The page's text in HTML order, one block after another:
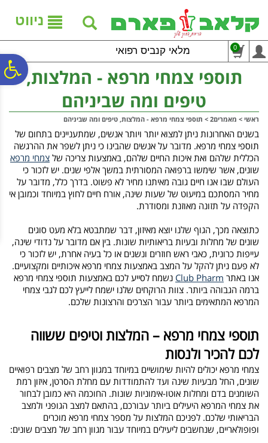
נגישות
אתר
המרכזי
ניווט
מלאי קנביס רפואי 0
תוספי צמחי מרפא - המלצות,
טיפים ומה שביניהם
ראשי > מאמרים2 > תוספי צמחי מרפא - המלצות, טיפים ומה שביניהם
בשנים האחרונות ניתן למצוא יותר ויותר אנשים, שמתעניינים בתחום של
תוספי צמחי מרפא. מדובר על אנשים שהבינו כי ניתן לשפר את ההרגשה
הכללית שלהם ואת איכות החיים שלהם, באמצעות צריכה של צמחי מרפא
שונים, אשר שימשו ברפואה המסורתית במשך אלפי שנים. יש לזכור כי
העולם שבו אנו חיים גובה מאיתנו מחיר לא פשוט. בדרך כלל, מדובר על
מחיר המסתכם במיעוט של שעות שינה, אורח חיים לחוץ במיוחד וכמובן אי
הקפדה על תזונה מאוזנת ומסודרת.
כתוצאה מכך, הגוף שלנו יוצא מאיזון, דבר שמתבטא בלא מעט סוגים
שונים של מחלות ובעיות בריאותיות שונות. בין אם מדובר על נדודי שינה,
עייפות כרונית, כאבי ראש חוזרים ונשנים או כל בעיה אחרת, יש לזכור כי
לא פעם ניתן להקל על המצב באמצעות צמחי מרפא איכותיים ומקצועיים.
אנו באתר Club Pharm נשמח לסייע לכם באמצעות תוספי צמחי מרפא
ברמה הגבוהה ביותר. צוות הרוקחים שלנו ישמח לייעץ לכם לגבי צמחי
המרפא המתאימים ביותר עבור הצרכים והרצונות שלכם.
תוספי צמחי מרפא – המלצות וטיפים ששווה
לכם להכיר ולנסות
צמחי מרפא יכולים להיות שימושיים במיוחד במגוון רחב של מצבים רפואיים
שונים, החל מבעיות שינה ועד להתמודדות עם מחלת הסרטן, איזון רמת
השומנים בדם ומחלות אוטו-אימוניות שונות. החוכמה היא כמובן לבחור
את צמחי המרפא היעילים ביותר עבורכם, בהתאם למצב הגופני ולמצב
הבריאותי שלכם. לפניכם המלצות על מספר צמחי מרפא מוכרים
ופופולאריים, שנחשבים ליעילים במיוחד עבור מגוון רחב של מצבים שונים: